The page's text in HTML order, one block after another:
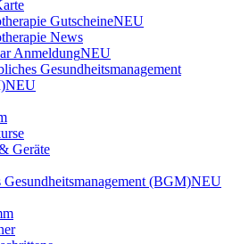
GutscheineNEU
News
AnmeldungNEU
Gesundheitsmanagement
NEU
Geräte
Gesundheitsmanagement (BGM)NEU